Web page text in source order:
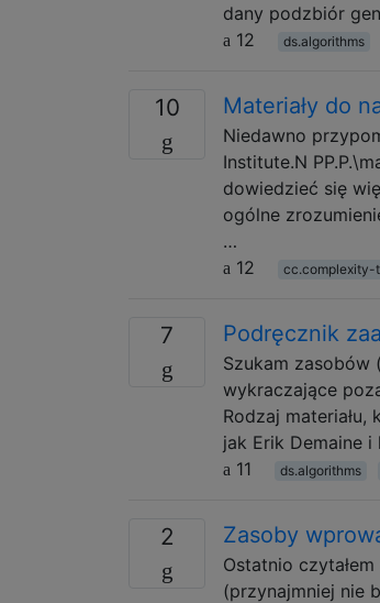
dany podzbiór
12
ds.algorithms
10 Materiały do
Niedawno
Institute.N
dowiedzieć się
ogólne
…
12
cc.complexity-
7 Podręcznik
Szukam zasobów
wykraczające
Rodzaj
jak Erik Demaine
11
ds.algorithms
2 Zasoby
Ostatnio
(przynajmniej nie